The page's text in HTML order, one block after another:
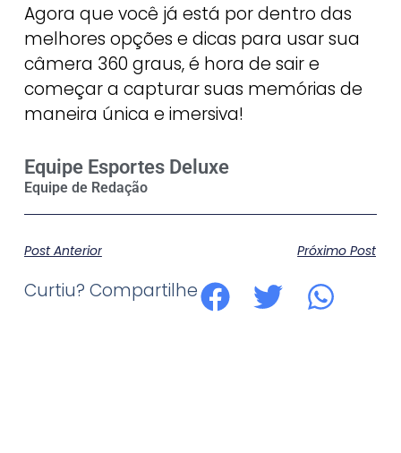
Agora que você já está por dentro das
melhores opções e dicas para usar sua
câmera 360 graus, é hora de sair e
começar a capturar suas memórias de
maneira única e imersiva!
Equipe Esportes Deluxe
Post Anterior Próximo Post
Curtiu? Compartilhe